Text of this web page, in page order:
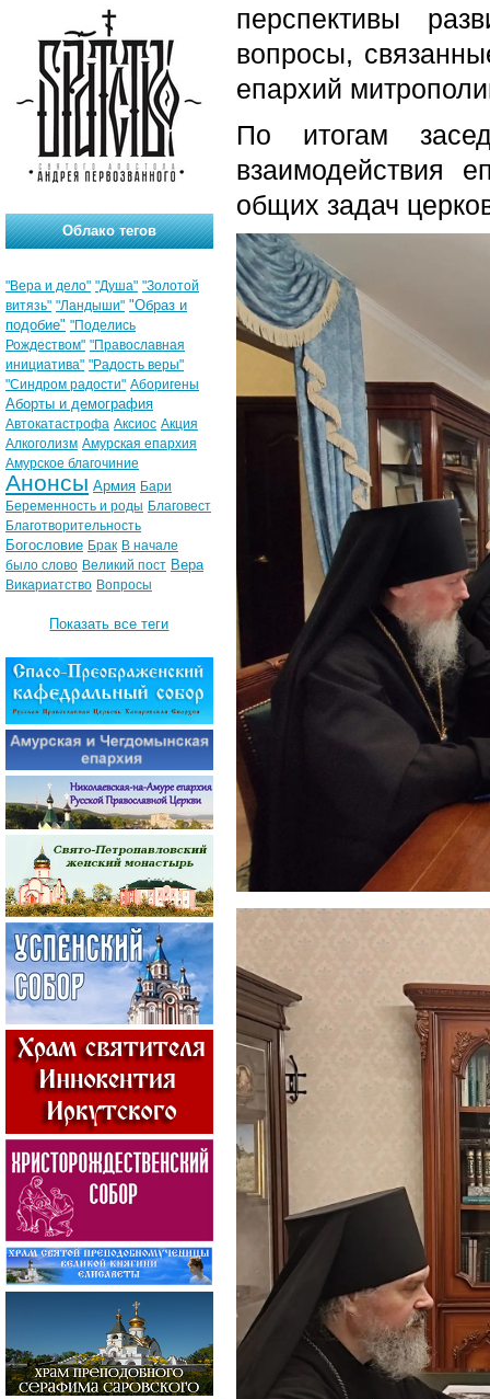
перспективы
вопросы,
епархий
По итогам
взаимодействия
общих задач
Облако тегов
"Вера и дело" "Душа" "Золотой
витязь" "Ландыши" "Образ и
подобие" "Поделись
Рождеством" "Православная
инициатива" "Радость веры"
"Синдром радости" Аборигены
Аборты и демография
Автокатастрофа Аксиос Акция
Алкоголизм Амурская епархия
Амурское благочиние
Анонсы Армия Бари
Беременность и роды Благовест
Благотворительность
Богословие Брак В начале
было слово Великий пост Вера
Викариатство Вопросы
Показать все теги